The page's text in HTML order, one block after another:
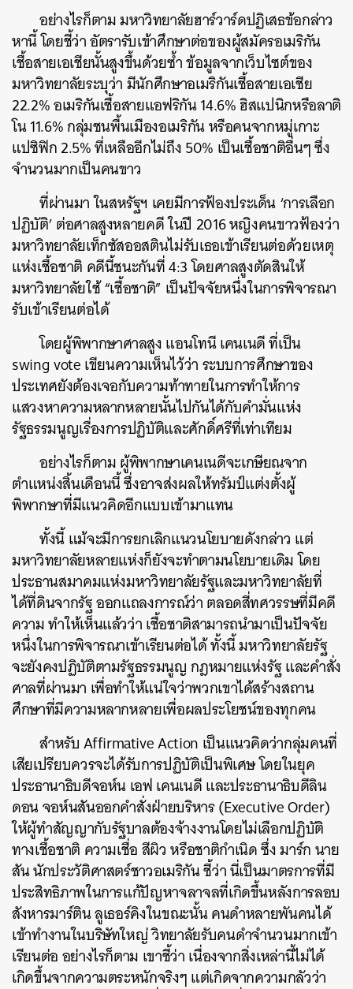
อย่างไรก็ตาม มหาวิทยาลัยฮาร์วาร์ดปฏิเสธข้อกล่าว
หานี้ โดยชี้ว่า อัตรารับเข้าศึกษาต่อของผู้สมัครอเมริกัน
เชื้อสายเอเชียนั้นสูงขึ้นด้วยซ้ำ ข้อมูลจากเว็บไซต์ของ
มหาวิทยาลัยระบุว่า มีนักศึกษาอเมริกันเชื้อสายเอเชีย
22.2% อเมริกันเชื้อสายแอฟริกัน 14.6% ฮิสแปนิกหรือลาติ
โน 11.6% กลุ่มชนพื้นเมืองอเมริกัน หรือคนจากหมู่เกาะ
แปซิฟิก 2.5% ที่เหลืออีกไม่ถึง 50% เป็นเชื้อชาติอื่นๆ ซึ่ง
จำนวนมากเป็นคนขาว
ที่ผ่านมา ในสหรัฐฯ เคยมีการฟ้องประเด็น ‘การเลือก
ปฏิบัติ’ ต่อศาลสูงหลายคดี ในปี 2016 หญิงคนขาวฟ้องว่า
มหาวิทยาลัยเท็กซัสออสตินไม่รับเธอเข้าเรียนต่อด้วยเหตุ
แห่งเชื้อชาติ คดีนี้ชนะกันที่ 4:3 โดยศาลสูงตัดสินให้
มหาวิทยาลัยใช้ “เชื้อชาติ” เป็นปัจจัยหนึ่งในการพิจารณา
รับเข้าเรียนต่อได้
โดยผู้พิพากษาศาลสูง แอนโทนี เคนเนดี ที่เป็น
swing vote เขียนความเห็นไว้ว่า ระบบการศึกษาของ
ประเทศยังต้องเจอกับความท้าทายในการทำให้การ
แสวงหาความหลากหลายนั้นไปกันได้กับคำมั่นแห่ง
รัฐธรรมนูญเรื่องการปฏิบัติและศักดิ์ศรีที่เท่าเทียม
อย่างไรก็ตาม ผู้พิพากษาเคนเนดีจะเกษียณจาก
ตำแหน่งสิ้นเดือนนี้ ซึ่งอาจส่งผลให้ทรัมป์แต่งตั้งผู้
พิพากษาที่มีแนวคิดอีกแบบเข้ามาแทน
ทั้งนี้ แม้จะมีการยกเลิกแนวนโยบายดังกล่าว แต่
มหาวิทยาลัยหลายแห่งก็ยังจะทำตามนโยบายเดิม โดย
ประธานสมาคมแห่งมหาวิทยาลัยรัฐและมหาวิทยาลัยที่
ได้ที่ดินจากรัฐ ออกแถลงการณ์ว่า ตลอดสี่ทศวรรษที่มีคดี
ความ ทำให้เห็นแล้วว่า เชื้อชาติสามารถนำมาเป็นปัจจัย
หนึ่งในการพิจารณาเข้าเรียนต่อได้ ทั้งนี้ มหาวิทยาลัยรัฐ
จะยังคงปฏิบัติตามรัฐธรรมนูญ กฎหมายแห่งรัฐ และคำสั่ง
ศาลที่ผ่านมา เพื่อทำให้แน่ใจว่าพวกเขาได้สร้างสถาน
ศึกษาที่มีความหลากหลายเพื่อผลประโยชน์ของทุกคน
สำหรับ Affirmative Action เป็นแนวคิดว่ากลุ่มคนที่
เสียเปรียบควรจะได้รับการปฏิบัติเป็นพิเศษ โดยในยุค
ประธานาธิบดีจอห์น เอฟ เคนเนดี และประธานาธิบดีลิน
ดอน จอห์นสันออกคำสั่งฝ่ายบริหาร (Executive Order)
ให้ผู้ทำสัญญากับรัฐบาลต้องจ้างงานโดยไม่เลือกปฏิบัติ
ทางเชื้อชาติ ความเชื่อ สีผิว หรือชาติกำเนิด ซึ่ง มาร์ก นาย
สัน นักประวัติศาสตร์ชาวอเมริกัน ชี้ว่า นี่เป็นมาตรการที่มี
ประสิทธิภาพในการแก้ปัญหาจลาจลที่เกิดขึ้นหลังการลอบ
สังหารมาร์ติน ลูเธอร์คิงในขณะนั้น คนดำหลายพันคนได้
เข้าทำงานในบริษัทใหญ่ วิทยาลัยรับคนดำจำนวนมากเข้า
เรียนต่อ อย่างไรก็ตาม เขาชี้ว่า เนื่องจากสิ่งเหล่านี้ไม่ได้
เกิดขึ้นจากความตระหนักจริงๆ แต่เกิดจากความกลัวว่า
ค้นหา
SHARE TWEET LINE EMAIL